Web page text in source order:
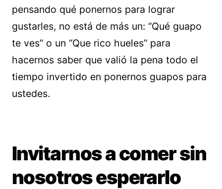
pensando qué ponernos para lograr
gustarles, no está de más un: “Qué guapo
te ves” o un “Que rico hueles” para
hacernos saber que valió la pena todo el
tiempo invertido en ponernos guapos para
ustedes.
Invitarnos a comer sin
nosotros esperarlo